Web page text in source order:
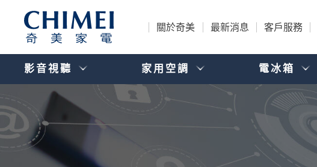
關於奇美 最新消息 客戶服務
影音視聽 家用空調 電冰箱